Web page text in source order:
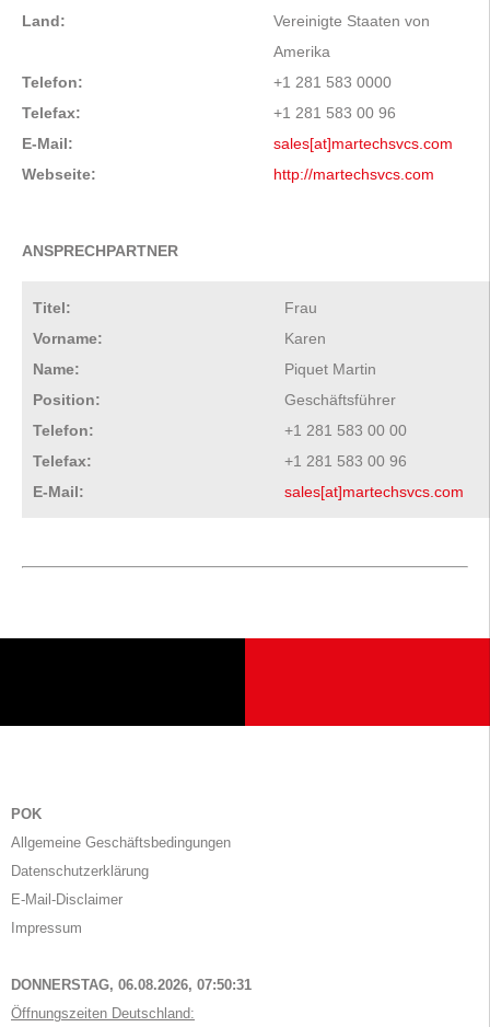
Land:
Vereinigte Staaten von
Amerika
Telefon:
+1 281 583 0000
Telefax:
+1 281 583 00 96
E-Mail:
sales[at]martechsvcs.com
Webseite:
http://martechsvcs.com
ANSPRECHPARTNER
Titel:
Frau
Vorname:
Karen
Name:
Piquet Martin
Position:
Geschäftsführer
Telefon:
+1 281 583 00 00
Telefax:
+1 281 583 00 96
E-Mail:
sales[at]martechsvcs.com
POK
Allgemeine Geschäftsbedingungen
Datenschutzerklärung
E-Mail-Disclaimer
Impressum
DONNERSTAG, 06.08.2026, 07:50:31
Öffnungszeiten Deutschland: